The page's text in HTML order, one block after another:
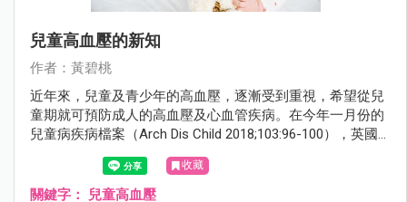
兒童高血壓的新知
作者：黃碧桃
近年來，兒童及青少年的高血壓，逐漸受到重視，希望從兒
童期就可預防成人的高血壓及心血管疾病。在今年一月份的
兒童病疾病檔案（Arch Dis Child 2018;103:96-100），英國
倫敦大奧蒙德街兒童醫院（Great Ormond Street Hospital
for Children）的拉傑（Laljr R）醫師，撰寫了兒童高血壓的
新知。
收藏
關鍵字： 兒童高血壓